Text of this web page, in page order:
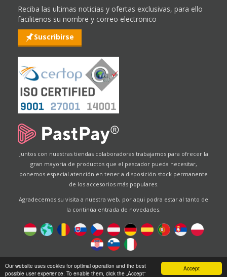
Accept
Our website uses cookies for optimal operation and the best
possible user experience. To enable them, click the „Accept”
Reciba las ultimas noticias y ofertas exclusivas, para ello
facilitenos su nombre y correo electronico
Suscribirse
Juntos con nuestras tiendas colaboradoras trabajamos para ofrecer la
gran mayoria de productos que el pescador pueda necesitar,
ponemos especial atención en tener a disposición stock permanente
de los accesorios más populares.
Agradecemos su visita a nuestra web, por aqui podra estar al tanto de
la continúa entrada de novedades.
Designed by
Energofish Kft